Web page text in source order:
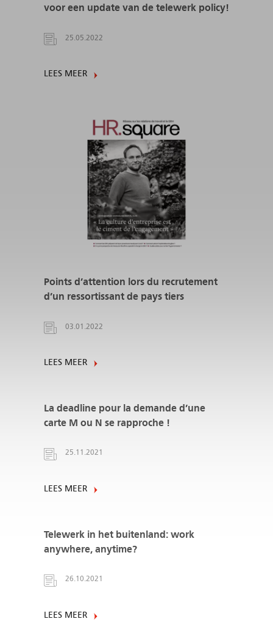
voor een update van de telewerk policy!
25.05.2022
LEES MEER
Points d’attention lors du recrutement
d’un ressortissant de pays tiers
03.01.2022
LEES MEER
La deadline pour la demande d’une
carte M ou N se rapproche !
25.11.2021
LEES MEER
Telewerk in het buitenland: work
anywhere, anytime?
26.10.2021
LEES MEER